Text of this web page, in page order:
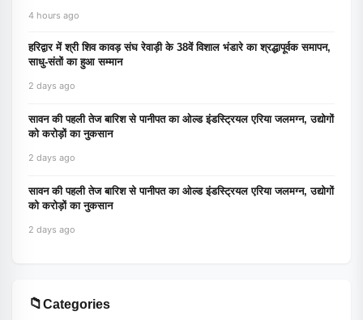
4 hours ago
हरिद्वार में श्री शिव कावड़ संघ रेवाड़ी के 38वें विशाल भंडारे का श्रद्धापूर्वक समापन,
साधु-संतों का हुआ सम्मान
2 days ago
सावन की पहली तेज बारिश से पानीपत का ओल्ड इंडस्ट्रियल एरिया जलमग्न, उद्योगों
को करोड़ों का नुकसान
2 days ago
सावन की पहली तेज बारिश से पानीपत का ओल्ड इंडस्ट्रियल एरिया जलमग्न, उद्योगों
को करोड़ों का नुकसान
2 days ago
📁Categories